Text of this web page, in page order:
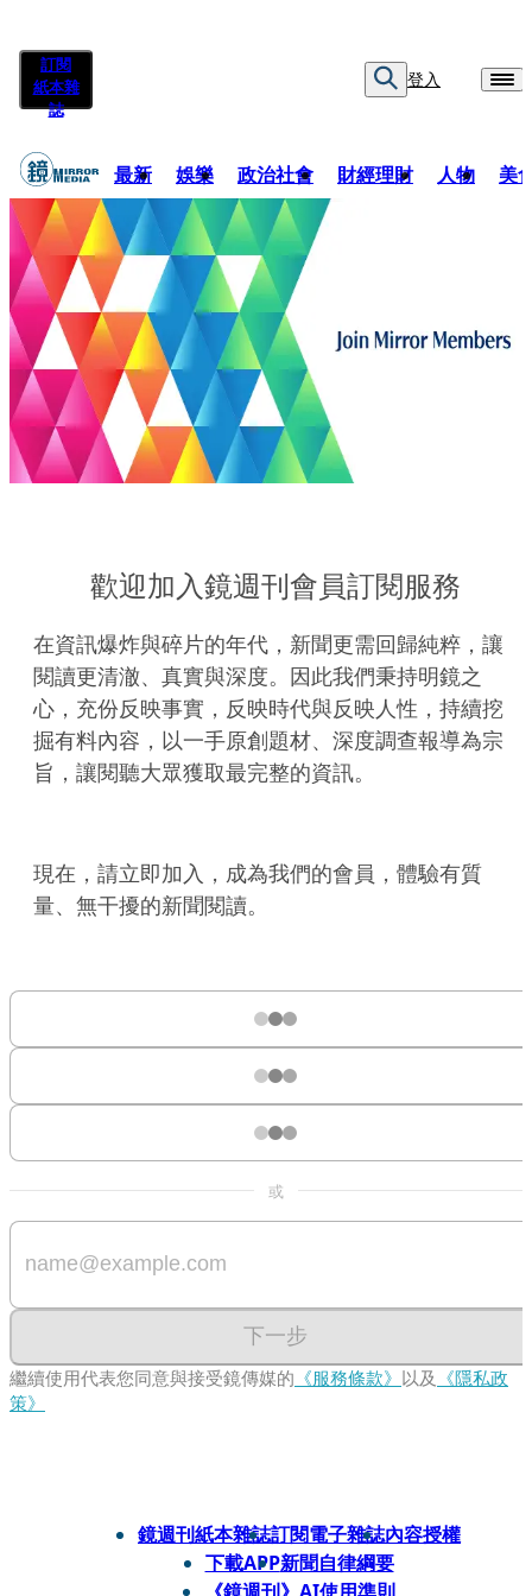
訂閱
紙本雜
誌
登入
最新 娛樂 政治社會 財經理財 人物 美
歡迎加入鏡週刊會員訂閱服務
在資訊爆炸與碎片的年代，新聞更需回歸純粹，讓
閱讀更清澈、真實與深度。因此我們秉持明鏡之
心，充份反映事實，反映時代與反映人性，持續挖
掘有料內容，以一手原創題材、深度調查報導為宗
旨，讓閱聽大眾獲取最完整的資訊。
現在，請立即加入，成為我們的會員，體驗有質
量、無干擾的新聞閱讀。
或
下一步
繼續使用代表您同意與接受鏡傳媒的 《服務條款》 以及 《隱私政
策》
鏡週刊紙本雜誌訂閱電子雜誌內容授權
下載APP新聞自律綱要